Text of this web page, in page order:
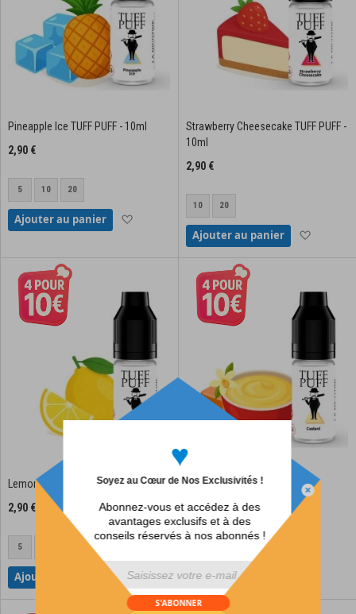
div id="mp-popup-template5">
♥
Soyez au Cœur de Nos Exclusivités !
Abonnez-vous et accédez à des
avantages exclusifs et à des
conseils réservés à nos abonnés !
S'ABONNER
Pineapple Ice TUFF PUFF - 10ml
2,90 €
5 10 20
Ajouter au panier Ajouter à la liste d'achats
Strawberry Cheesecake TUFF PUFF -
10ml
2,90 €
10 20
Ajouter au panier
Lemon TUFF PUFF - 10ml
2,90 €
5
Ajouter au panier Ajouter à la liste d'achats
Custard TUFF PUFF - 10ml
2,90 €
Ajouter au panier